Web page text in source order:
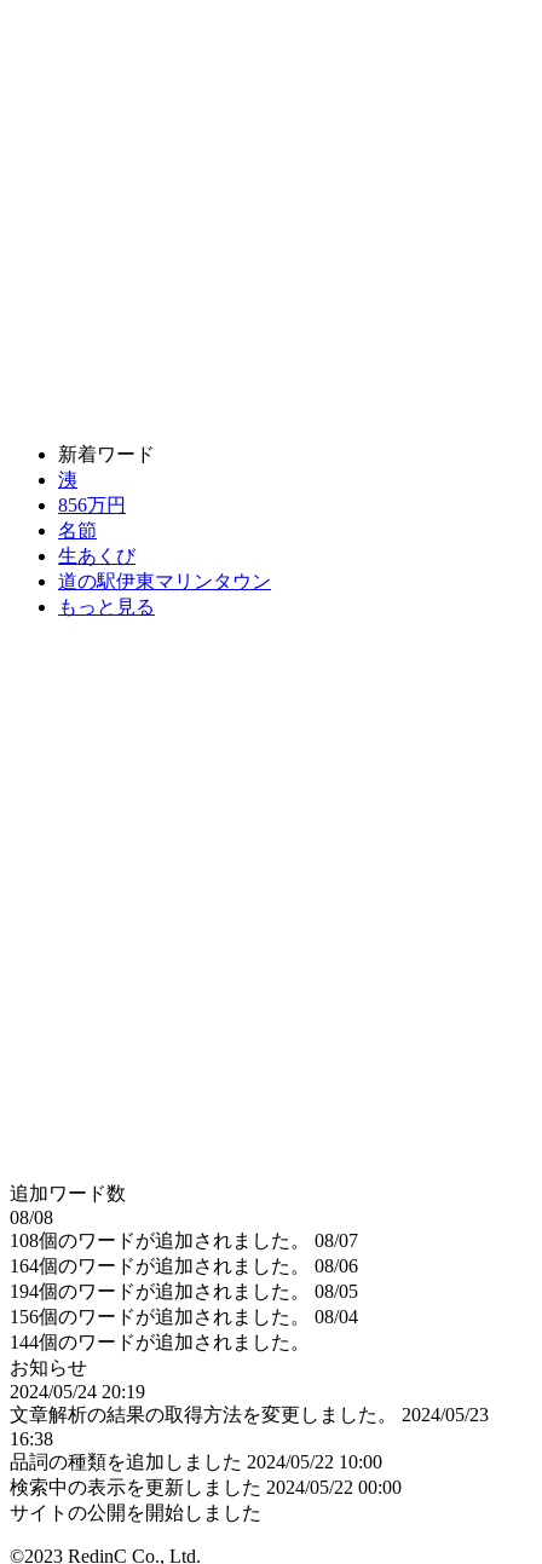
新着ワード
洟
856万円
名節
生あくび
道の駅伊東マリンタウン
もっと見る
追加ワード数
08/08
108個のワードが追加されました。
08/07
164個のワードが追加されました。
08/06
194個のワードが追加されました。
08/05
156個のワードが追加されました。
08/04
144個のワードが追加されました。
お知らせ
2024/05/24 20:19
文章解析の結果の取得方法を変更しました。
2024/05/23
16:38
品詞の種類を追加しました 2024/05/22 10:00
検索中の表示を更新しました 2024/05/22 00:00
サイトの公開を開始しました
©2023 RedinC Co., Ltd.